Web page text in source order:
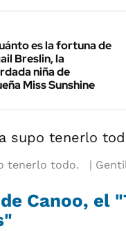
es la fortuna de
Breslin, la
niña de
Miss Sunshine
tenerlo todo.
Canoo, el